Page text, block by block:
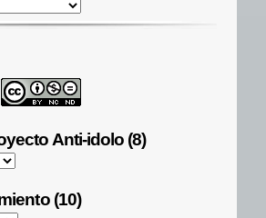
Anti-idolo (8)
(10)